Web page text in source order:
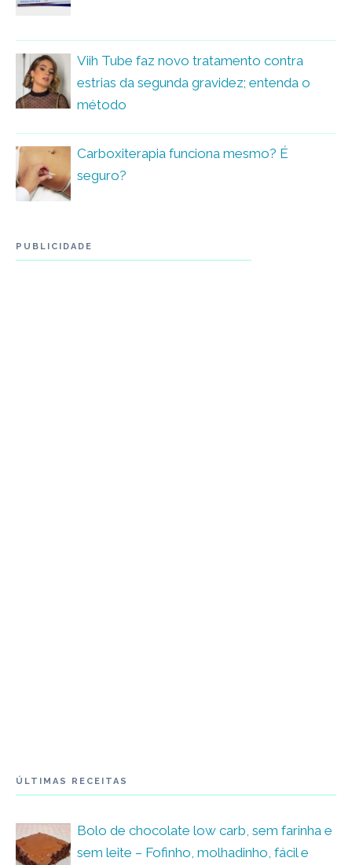
Viih Tube faz novo tratamento contra
estrias da segunda gravidez; entenda o
método
Carboxiterapia funciona mesmo? É
seguro?
PUBLICIDADE
ÚLTIMAS RECEITAS
Bolo de chocolate low carb, sem farinha e
sem leite – Fofinho, molhadinho, fácil e